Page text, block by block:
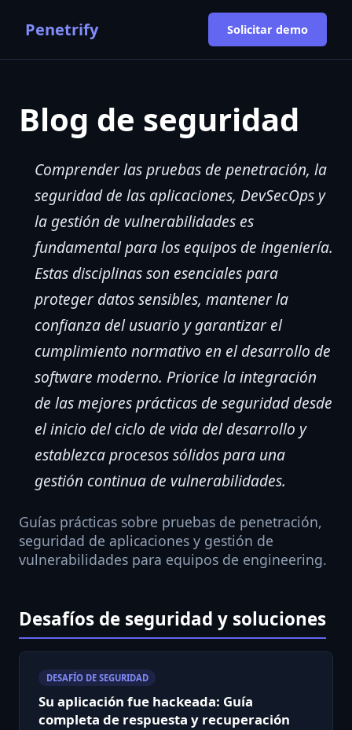
Penetrify Solicitar demo
Blog de seguridad
Comprender las pruebas de penetración, la
seguridad de las aplicaciones, DevSecOps y
la gestión de vulnerabilidades es
fundamental para los equipos de ingeniería.
Estas disciplinas son esenciales para
proteger datos sensibles, mantener la
confianza del usuario y garantizar el
cumplimiento normativo en el desarrollo de
software moderno. Priorice la integración
de las mejores prácticas de seguridad desde
el inicio del ciclo de vida del desarrollo y
establezca procesos sólidos para una
gestión continua de vulnerabilidades.
Guías prácticas sobre pruebas de penetración,
seguridad de aplicaciones y gestión de
vulnerabilidades para equipos de engineering.
Desafíos de seguridad y soluciones
DESAFÍO DE SEGURIDAD
Su aplicación fue hackeada: Guía
completa de respuesta y recuperación